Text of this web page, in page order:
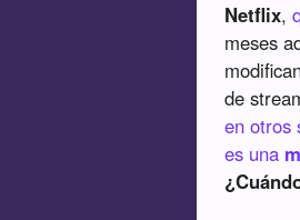
Netflix,
meses
de
en otros
es una